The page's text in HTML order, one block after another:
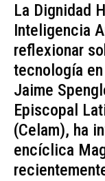
La Dignidad
Inteligencia
reflexionar
tecnología
Jaime
Episcopal
(Celam), ha
encíclica